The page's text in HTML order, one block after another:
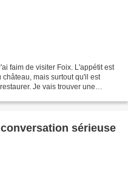
faim de visiter Foix. L'appétit est
mais surtout qu'il est
Je vais trouver une
sérieuse